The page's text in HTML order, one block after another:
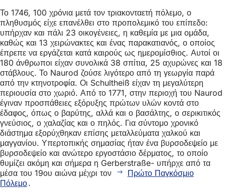
Το 1746, 100 χρόνια μετά τον τριακονταετή πόλεμο, ο
πληθυσμός είχε επανέλθει στο προπολεμικό του επίπεδο:
υπήρχαν και πάλι 23 οικογένειες, η καθεμία με μια ομάδα,
καθώς και 13 χειρώνακτες και ένας παρακατιανός, ο οποίος
έπρεπε να εργάζεται κατά καιρούς ως ημερομίσθιος. Αυτοί οι
180 άνθρωποι είχαν συνολικά 38 σπίτια, 25 αχυρώνες και 18
στάβλους. Το Naurod ζούσε λιγότερο από τη γεωργία παρά
από την κτηνοτροφία. Οι Schultheiß είχαν τη μεγαλύτερη
περιουσία στο χωριό. Από το 1771, στην περιοχή του Naurod
έγιναν προσπάθειες εξόρυξης πρώτων υλών κοντά στο
έδαφος, όπως ο βαρύτης, αλλά και ο βασάλτης, ο σερικιτικός
γνεύσιος, ο χαλαζίας και ο πηλός. Για σύντομο χρονικό
διάστημα εξορύχθηκαν επίσης μεταλλεύματα χαλκού και
μαγγανίου. Υπερτοπικής σημασίας ήταν ένα βυρσοδεψείο με
βυρσοδεψείο και ανώτερο εργοστάσιο δέρματος, το οποίο
θυμίζει ακόμη και σήμερα η Gerberstraße- υπήρχε από τα
μέσα του 19ου αιώνα μέχρι τον
Πρώτο Παγκόσμιο
Πόλεμο.